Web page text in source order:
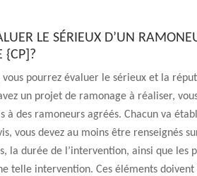
LE SÉRIEUX D’UN
{CP]?
vous pourrez évaluer le sérieux et la
un projet de ramonage à réaliser,
à des ramoneurs agréés. Chacun va
vous devez au moins être renseignés
la durée de l’intervention, ainsi que les
telle intervention. Ces éléments doivent